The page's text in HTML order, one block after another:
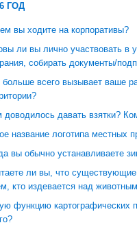
ГОД
вы ходите на корпоративы?
ли вы лично участвовать
собирать документы/
больше всего вызывает ваше
доводилось давать взятки?
название логотипа местных
вы обычно устанавливаете
ли вы, что
кто издевается над
функцию картографических